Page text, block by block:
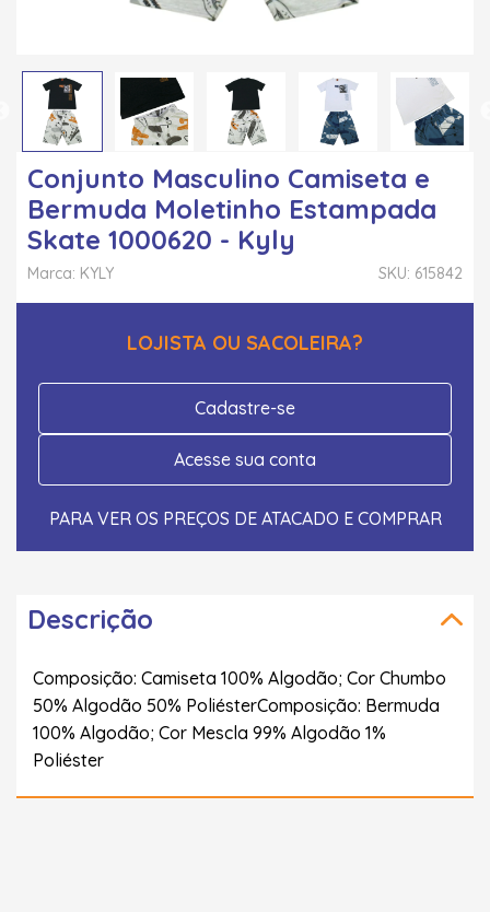
Conjunto Masculino Camiseta e
Bermuda Moletinho Estampada
Skate 1000620 - Kyly
SKU: 615842
Marca: KYLY
LOJISTA OU SACOLEIRA?
Cadastre-se
Acesse sua conta
PARA VER OS PREÇOS DE ATACADO E COMPRAR
Descrição
Composição: Camiseta 100% Algodão; Cor Chumbo
50% Algodão 50% PoliésterComposição: Bermuda
100% Algodão; Cor Mescla 99% Algodão 1%
Poliéster